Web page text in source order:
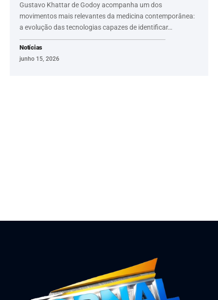
Gustavo Khattar de Godoy acompanha um dos
movimentos mais relevantes da medicina contemporânea:
a evolução das tecnologias capazes de identificar…
Notícias
junho 15, 2026